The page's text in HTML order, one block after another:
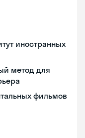
иностранных
метод для
фильмов